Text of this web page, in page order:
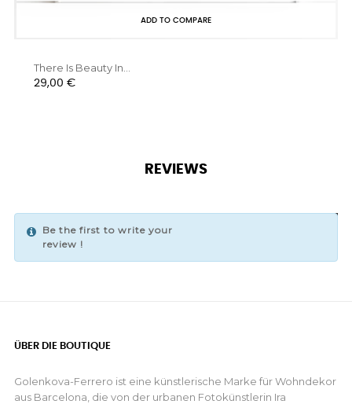
ADD TO COMPARE
There Is Beauty In...
Preis
29,00 €
REVIEWS
Be the first to write your
review !
ÜBER DIE BOUTIQUE
Golenkova-Ferrero ist eine künstlerische Marke für Wohndekor
aus Barcelona, die von der urbanen Fotokünstlerin Ira